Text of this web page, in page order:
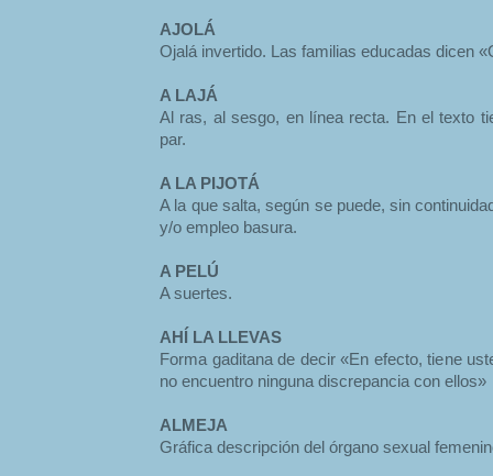
AJOLÁ
Ojalá invertido. Las familias educadas dicen
A LAJÁ
Al ras, al sesgo, en línea recta. En el texto
par.
A LA PIJOTÁ
A la que salta, según se puede, sin
y/o empleo basura.
A PELÚ
A suertes.
AHÍ LA LLEVAS
Forma gaditana de decir «En efecto, tiene
no encuentro ninguna discrepancia con ellos»
ALMEJA
Gráfica descripción del órgano sexual